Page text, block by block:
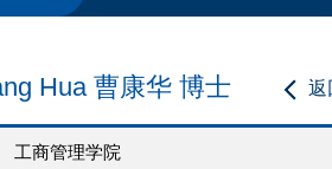
返
Hua 曹康华 博士
工商管理学院